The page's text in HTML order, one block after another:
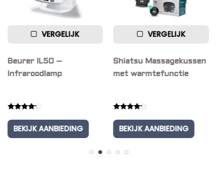
VERGELIJK
IL50 –
AANBIEDING
VERGELIJK
Shiatsu Massagekussen
met warmtefunctie
BEKIJK AANBIEDING